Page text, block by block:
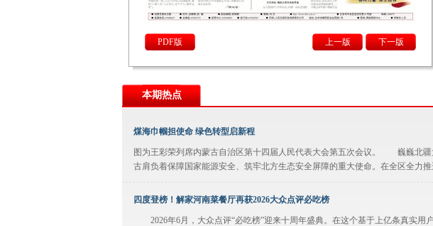
PDF版 下一版
上一版
本期热点
煤海巾帼担使命 绿色转型启新程
图为王彩荣列席内蒙古自治区第十四届人民代表大会第五次会议。 巍巍北疆
古肩负着保障国家能源安全、筑牢北方生态安全屏障的重大使命。在全区全力
四度登榜！解家河南菜餐厅再获2026大众点评必吃榜
2026年6月，大众点评“必吃榜”迎来十周年盛典。在这个基于上亿条真实用